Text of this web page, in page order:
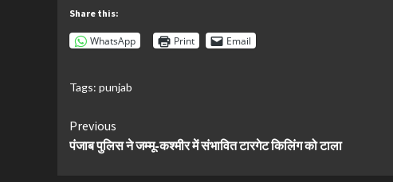
Share this:
WhatsApp Print Email
Tags: punjab
Continue
Reading
Previous
पंजाब पुलिस ने जम्मू-कश्मीर में संभावित टारगेट किलिंग को टाला